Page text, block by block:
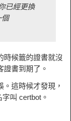
已經更換
個
時候籤的證書就沒
書到期了。
這時候才發現，
叫 certbot。